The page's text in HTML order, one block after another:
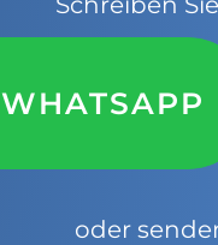
WHATSAPP
oder